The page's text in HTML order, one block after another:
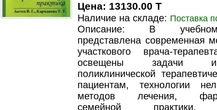
Цена: 13130.00 T
Наличие на складе: Поставка
Описание: В
представлена современная
участкового врача-
освещены задачи
поликлинической
пациентам, технологии
методов лечения,
семейной практики,